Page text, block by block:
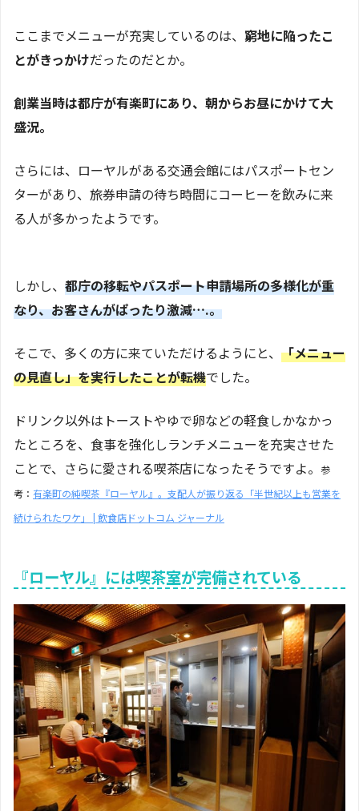
ここまでメニューが充実しているのは、 窮地に陥ったこ
とがきっかけだったのだとか。
創業当時は都庁が有楽町にあり、朝からお昼にかけて大
盛況。
さらには、ローヤルがある交通会館にはパスポートセン
ターがあり、旅券申請の待ち時間にコーヒーを飲みに来
る人が多かったようです。
しかし、 都庁の移転やパスポート申請場所の多様化が重
なり、お客さんがぱったり激減….。
そこで、多くの方に来ていただけるようにと、 「メニュー
の見直し」を実行したことが転機でした。
ドリンク以外はトーストやゆで卵などの軽食しかなかっ
たところを、食事を強化しランチメニューを充実させた
ことで、さらに愛される喫茶店になったそうですよ。 参
考： 有楽町の純喫茶『ローヤル』。支配人が振り返る「半世紀以上も営業を
続けられたワケ」 | 飲食店ドットコム ジャーナル
『ローヤル』には喫茶室が完備されている